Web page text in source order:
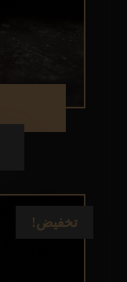
تخفيض!